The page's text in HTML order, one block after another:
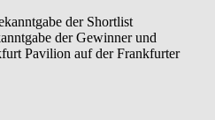
der Shortlist
der Gewinner und
Pavilion auf der Frankfurter